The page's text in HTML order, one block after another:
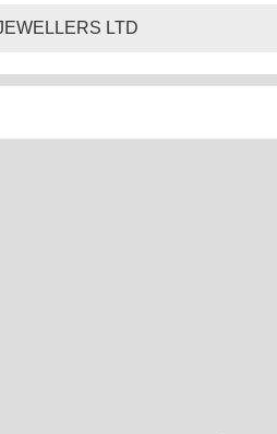
LTD